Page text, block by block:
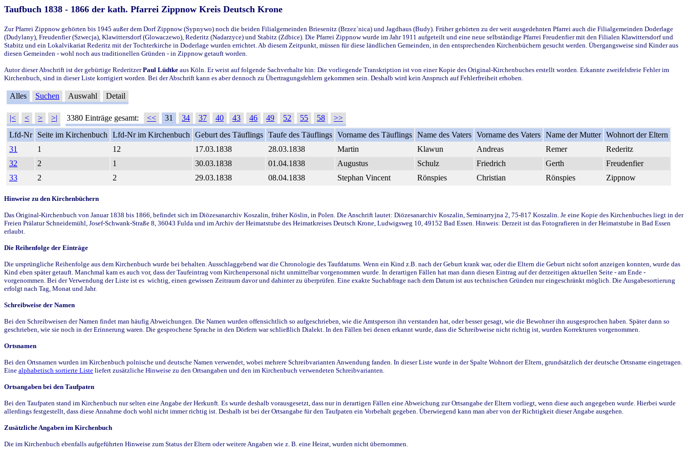
Taufbuch 1838 - 1866 der kath. Pfarrei Zippnow Kreis Deutsch Krone
Zur Pfarrei Zippnow gehörten bis 1945 außer dem Dorf Zippnow (Sypnywo) noch die beiden Filialgemeinden Briesenitz (Brzez`nica) und Jagdhaus (Budy). Früher gehörten zu der weit ausgedehnten Pfarrei auch die Filialgemeinden Doderlage
(Dudylany), Freudenfier (Szwecja), Klawittersdorf (Glowaczewo), Rederitz (Nadarzyce) und Stabitz (Zdbice). Die Pfarrei Zippnow wurde im Jahr 1911 aufgeteilt und eine neue selbständige Pfarrei Freudenfier mit den Filialen Klawittersdorf und
Stabitz und ein Lokalvikariat Rederitz mit der Tochterkirche in Doderlage wurden errichtet. Ab diesem Zeitpunkt, müssen für diese ländlichen Gemeinden, in den entsprechenden Kirchenbüchern gesucht werden. Übergangsweise sind Kinder aus
diesen Gemeinden - wohl noch aus traditionellen Gründen - in Zippnow getauft worden.
Autor dieser Abschrift ist der gebürtige RederitzerPaul Lüdtke aus Köln. Er weist auf folgende Sachverhalte hin: Die vorliegende Transkription ist von einer Kopie des Original-Kirchenbuches erstellt worden. Erkannte zweifelsfreie Fehler im
Kirchenbuch, sind in dieser Liste korrigiert worden. Bei der Abschrift kann es aber dennoch zu Übertragungsfehlern gekommen sein. Deshalb wird kein Anspruch auf Fehlerfreiheit erhoben.
Alles Suchen Auswahl Detail
|< < > >| 3380 Einträge gesamt: << 31 34 37 40 43 46 49 52 55 58
>>
Lfd-Nr
Seite im Kirchenbuch Lfd-Nr im Kirchenbuch Geburt des Täuflings Taufe des Täuflings Vorname des Täuflings Name des Vaters Vorname des Vaters Name der Mutter Wohnort der Eltern
31
1 12 17.03.1838 28.03.1838 Martin Klawun Andreas Remer
Rederitz
32
2 1 30.03.1838 01.04.1838 Augustus Schulz Friedrich Gerth
Freudenfier
33
2 2 29.03.1838 08.04.1838 Stephan Vincent Rönspies Christian Rönspies Zippnow
Hinweise zu den Kirchenbüchern
Das Original-Kirchenbuch von Januar 1838 bis 1866, befindet sich im Diözesanarchiv Koszalin, früher Köslin, in Polen. Die Anschrift lautet: Diözesanarchiv Koszalin, Seminarryjna 2, 75-817 Koszalin. Je eine Kopie des Kirchenbuches liegt in der
Freien Prälatur Schneidemühl, Josef-Schwank-Straße 8, 36043 Fulda und im Archiv der Heimatstube des Heimatkreises Deutsch Krone, Ludwigsweg 10, 49152 Bad Essen. Hinweis: Derzeit ist das Fotografieren in der Heimatstube in Bad Essen
erlaubt.
Die Reihenfolge der Einträge
Die ursprüngliche Reihenfolge aus dem Kirchenbuch wurde bei behalten. Ausschlaggebend war die Chronologie des Taufdatums. Wenn ein Kind z.B. nach der Geburt krank war, oder die Eltern die Geburt nicht sofort anzeigen konnten, wurde das
Kind eben später getauft. Manchmal kam es auch vor, dass der Taufeintrag vom Kirchenpersonal nicht unmittelbar vorgenommen wurde. In derartigen Fällen hat man dann diesen Eintrag auf der derzeitigen aktuellen Seite - am Ende -
vorgenommen. Bei der Verwendung der Liste ist es wichtig, einen gewissen Zeitraum davor und dahinter zu überprüfen. Eine exakte Suchabfrage nach dem Datum ist aus technischen Gründen nur eingeschränkt möglich. Die Ausgabesortierung
erfolgt nach Tag, Monat und Jahr.
Schreibweise der Namen
Bei den Schreibweisen der Namen findet man häufig Abweichungen. Die Namen wurden offensichtlich so aufgeschrieben, wie die Amtsperson ihn verstanden hat, oder besser gesagt, wie die Bewohner ihn ausgesprochen haben. Später dann so
geschrieben, wie sie noch in der Erinnerung waren. Die gesprochene Sprache in den Dörfern war schließlich Dialekt. In den Fällen bei denen erkannt wurde, dass die Schreibweise nicht richtig ist, wurden Korrekturen vorgenommen.
Ortsnamen
Bei den Ortsnamen wurden im Kirchenbuch polnische und deutsche Namen verwendet, wobei mehrere Schreibvarianten Anwendung fanden. In dieser Liste wurde in der Spalte Wohnort der Eltern, grundsätzlich der deutsche Ortsname eingetragen.
Eine alphabetisch sortierte Liste liefert zusätzliche Hinweise zu den Ortsangaben und den im Kirchenbuch verwendeten Schreibvarianten.
Ortsangaben bei den Taufpaten
Bei den Taufpaten stand im Kirchenbuch nur selten eine Angabe der Herkunft. Es wurde deshalb vorausgesetzt, dass nur in derartigen Fällen eine Abweichung zur Ortsangabe der Eltern vorliegt, wenn diese auch angegeben wurde. Hierbei wurde
allerdings festgestellt, dass diese Annahme doch wohl nicht immer richtig ist. Deshalb ist bei der Ortsangabe für den Taufpaten ein Vorbehalt gegeben. Überwiegend kann man aber von der Richtigkeit dieser Angabe ausgehen.
Zusätzliche Angaben im Kirchenbuch
Die im Kirchenbuch ebenfalls aufgeführten Hinweise zum Status der Eltern oder weitere Angaben wie z. B. eine Heirat, wurden nicht übernommen.